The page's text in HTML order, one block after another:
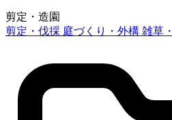
剪定・造園
剪定・伐採 庭づくり・外構 雑草